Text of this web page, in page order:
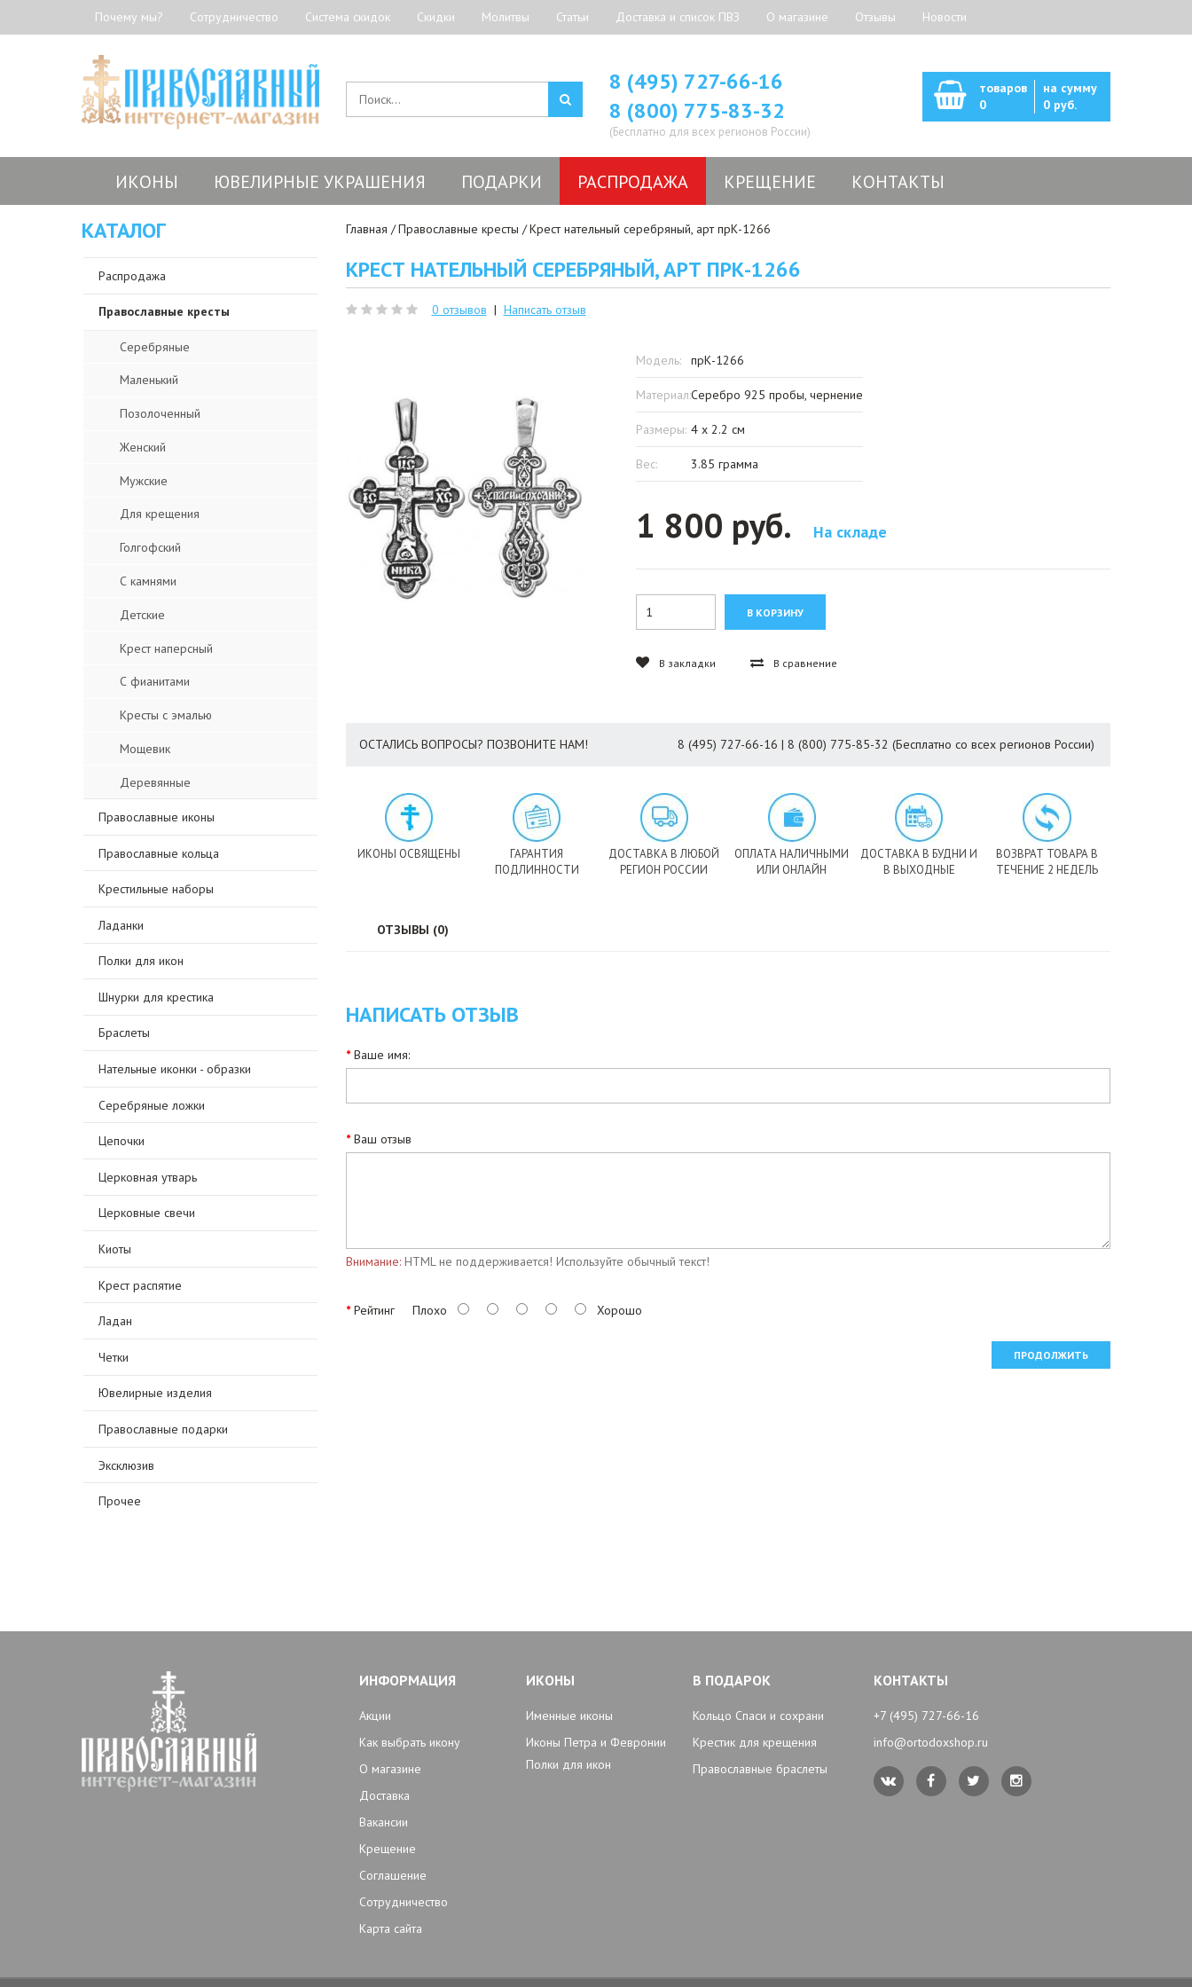
Почему мы? Сотрудничество Система скидок Скидки Молитвы Статьи Доставка и список ПВЗ О магазине Отзывы Новости
8 (495) 727-66-16
8 (800) 775-83-32
(Бесплатно для всех регионов России)
товаров
0
на сумму
0 руб.
ИКОНЫ ЮВЕЛИРНЫЕ УКРАШЕНИЯ ПОДАРКИ РАСПРОДАЖА КРЕЩЕНИЕ КОНТАКТЫ
КАТАЛОГ
Распродажа
Православные кресты
Серебряные
Маленький
Позолоченный
Женский
Мужские
Для крещения
Голгофский
С камнями
Детские
Крест наперсный
С фианитами
Кресты с эмалью
Мощевик
Деревянные
Православные иконы
Православные кольца
Крестильные наборы
Ладанки
Полки для икон
Шнурки для крестика
Браслеты
Нательные иконки - образки
Серебряные ложки
Цепочки
Церковная утварь
Церковные свечи
Киоты
Крест распятие
Ладан
Четки
Ювелирные изделия
Православные подарки
Эксклюзив
Прочее
Главная Православные кресты Крест нательный серебряный, арт прК-1266
КРЕСТ НАТЕЛЬНЫЙ СЕРЕБРЯНЫЙ, АРТ ПРК-1266
0 отзывов | Написать отзыв
Модель: прК-1266
Материал:Серебро 925 пробы, чернение
Размеры: 4 x 2.2 см
Вес: 3.85 грамма
1 800 руб. На складе
В закладки В сравнение
ОСТАЛИСЬ ВОПРОСЫ? ПОЗВОНИТЕ НАМ! 8 (495) 727-66-16 | 8 (800) 775-85-32 (Бесплатно со всех регионов России)
ИКОНЫ ОСВЯЩЕНЫ
ГАРАНТИЯ
ПОДЛИННОСТИ
ДОСТАВКА В ЛЮБОЙ
РЕГИОН РОССИИ
ОПЛАТА НАЛИЧНЫМИ
ИЛИ ОНЛАЙН
ДОСТАВКА В БУДНИ И
В ВЫХОДНЫЕ
ВОЗВРАТ ТОВАРА В
ТЕЧЕНИЕ 2 НЕДЕЛЬ
ОТЗЫВЫ (0)
НАПИСАТЬ ОТЗЫВ
Ваше имя:
Ваш отзыв
Внимание:HTML не поддерживается! Используйте обычный текст!
РейтингПлохо Хорошо
ПРОДОЛЖИТЬ
ИНФОРМАЦИЯ
Акции
Как выбрать икону
О магазине
Доставка
Вакансии
Крещение
Соглашение
Сотрудничество
Карта сайта
ИКОНЫ
Именные иконы
Иконы Петра и Февронии
Полки для икон
В ПОДАРОК
Кольцо Спаси и сохрани
Крестик для крещения
Православные браслеты
КОНТАКТЫ
+7 (495) 727-66-16
info@ortodoxshop.ru